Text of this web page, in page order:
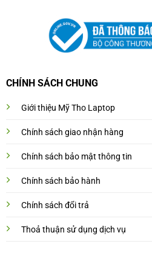
CHÍNH SÁCH CHUNG
Giới thiệu Mỹ Tho Laptop
Chính sách giao nhận hàng
Chính sách bảo mật thông tin
Chính sách bảo hành
Chính sách đổi trả
Thoả thuận sử dụng dịch vụ